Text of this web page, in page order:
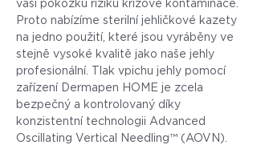
vaši pokožku riziku křížové kontaminace.
Proto nabízíme sterilní jehličkové kazety
na jedno použití, které jsou vyráběny ve
stejně vysoké kvalitě jako naše jehly
profesionální. Tlak vpichu jehly pomocí
zařízení Dermapen HOME je zcela
bezpečný a kontrolovaný díky
konzistentní technologii Advanced
Oscillating Vertical Needling™ (AOVN).